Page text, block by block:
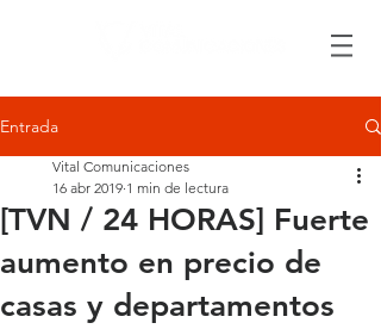
Entrada
[TVN / 24 HORAS] Fuerte
aumento en precio de
casas y departamentos
Vital Comunicaciones
16 abr 2019 1 min de lectura